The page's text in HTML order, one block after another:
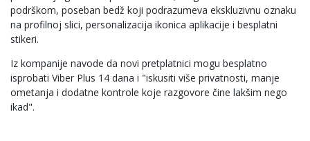
podrškom, poseban bedž koji podrazumeva ekskluzivnu oznaku
na profilnoj slici, personalizacija ikonica aplikacije i besplatni
stikeri.
Iz kompanije navode da novi pretplatnici mogu besplatno
isprobati Viber Plus 14 dana i "iskusiti više privatnosti, manje
ometanja i dodatne kontrole koje razgovore čine lakšim nego
ikad".